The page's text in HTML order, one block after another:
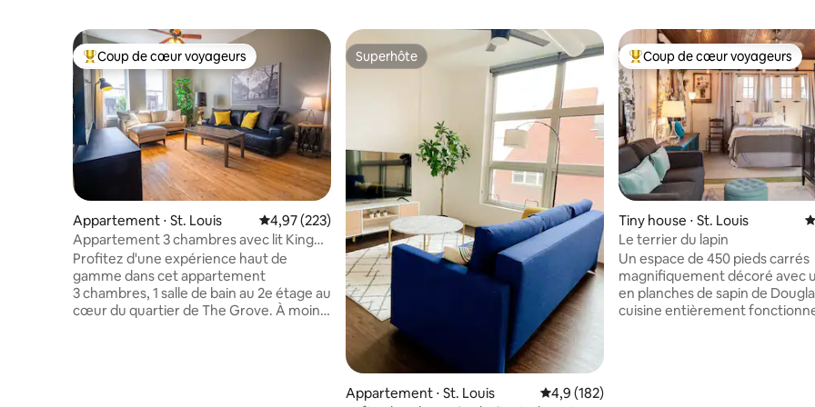
Coups de cœur voyageurs les plus appréciés
Coup de cœur voyageurs
Appartement ⋅ St. Louis Évaluation moyenne sur la base de 223 commentaires : 4,97 sur 5
4,97 (223)
Appartement 3 chambres avec lit King
Size à The Grove
Profitez d'une expérience haut de
gamme dans cet appartement
3 chambres, 1 salle de bain au 2e étage au
cœur du quartier de The Grove. À moins
Superhôte
Superhôte
Appartement ⋅ St. Louis Évaluation moyenne sur la base de 182
4,9 (182)
Coups de cœur voyageurs les
Coup de cœur voyageurs
Tiny house ⋅ St. Louis
Le terrier du lapin
Un espace de 450 pieds carrés
magnifiquement décoré avec
en planches de sapin de
cuisine entièrement